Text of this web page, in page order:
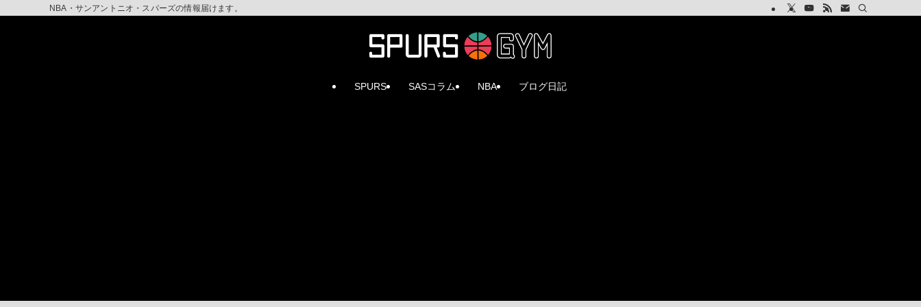
NBA・サンアントニオ・スパーズの情報届けます。
SPURS SASコラム NBA ブログ日記